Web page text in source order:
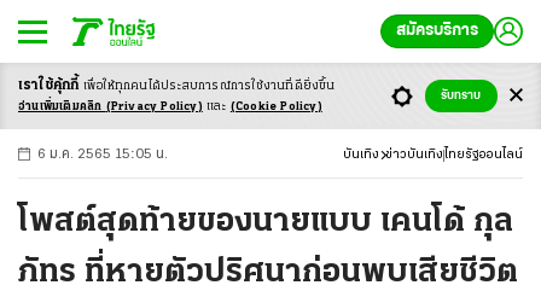
สมัครบริการ
-ก ก ก+
6 ม.ค. 2565 15:05 น. บันเทิง ข่าวบันเทิง ไทยรัฐออนไลน์
โพสต์สุดท้ายของนายแบบ เคนโด้ กุล
ภัทร ที่หายตัวปริศนาก่อนพบเสียชีวิต
เราใช้คุ้กกี้ เพื่อให้ทุกคนได้ประสบการณ์การใช้งานที่ดียิ่งขึ้น
อ่านเพิ่มเติมคลิก (Privacy Policy) และ (Cookie Policy)
รับทราบ